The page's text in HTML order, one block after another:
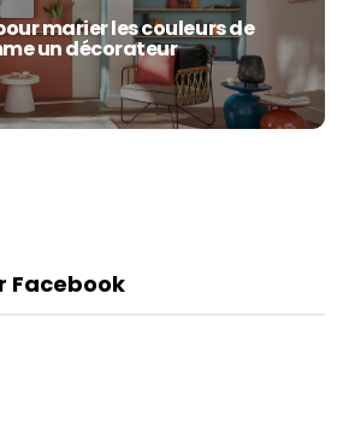
marier les couleurs de
un décorateur
Facebook